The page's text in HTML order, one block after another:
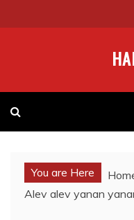
to
You are Here
Alev alev yanan